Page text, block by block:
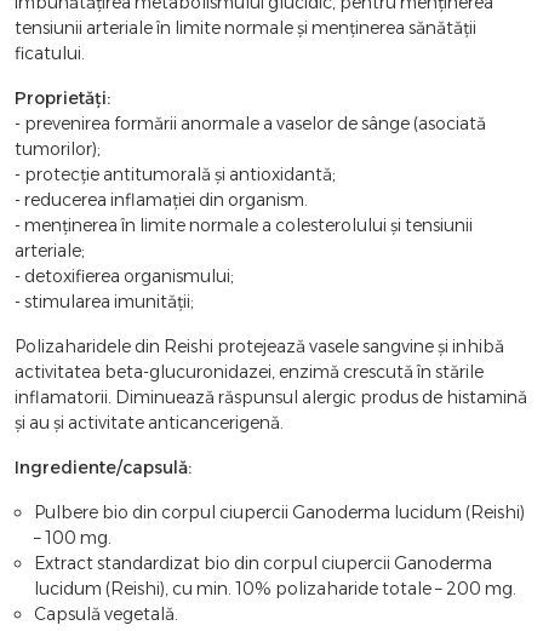
tensiunii arteriale în limite normale și menținerea sănătății
ficatului.
Proprietăți:
- prevenirea formării anormale a vaselor de sânge (asociată
tumorilor);
- protecție antitumorală și antioxidantă;
- reducerea inflamației din organism.
- menținerea în limite normale a colesterolului și tensiunii
arteriale;
- detoxifierea organismului;
- stimularea imunității;
Polizaharidele din Reishi protejează vasele sangvine și inhibă
activitatea beta-glucuronidazei, enzimă crescută în stările
inflamatorii. Diminuează răspunsul alergic produs de histamină
și au și activitate anticancerigenă.
Ingrediente/capsulă:
Pulbere bio din corpul ciupercii Ganoderma lucidum (Reishi)
– 100 mg.
Extract standardizat bio din corpul ciupercii Ganoderma
lucidum (Reishi), cu min. 10% polizaharide totale – 200 mg.
Capsulă vegetală.